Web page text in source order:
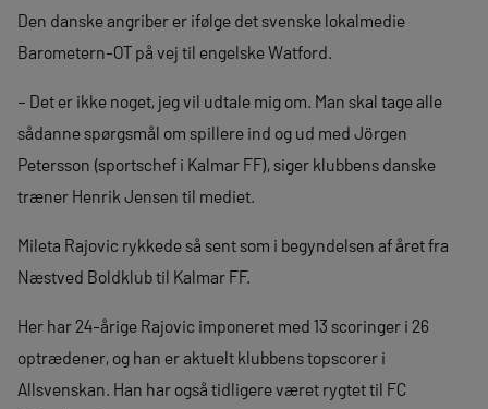
Den danske angriber er ifølge det svenske lokalmedie
Barometern-OT på vej til engelske Watford.
– Det er ikke noget, jeg vil udtale mig om. Man skal tage alle
sådanne spørgsmål om spillere ind og ud med Jörgen
Petersson (sportschef i Kalmar FF), siger klubbens danske
træner Henrik Jensen til mediet.
Mileta Rajovic rykkede så sent som i begyndelsen af året fra
Næstved Boldklub til Kalmar FF.
Her har 24-årige Rajovic imponeret med 13 scoringer i 26
optrædener, og han er aktuelt klubbens topscorer i
Allsvenskan. Han har også tidligere været rygtet til FC